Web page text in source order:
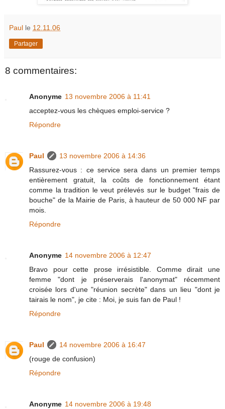
Paul le 12.11.06
Partager
8 commentaires:
Anonyme 13 novembre 2006 à 11:41
acceptez-vous les chèques emploi-service ?
Répondre
Paul
13 novembre 2006 à 14:36
Rassurez-vous : ce service sera dans un premier temps
entièrement gratuit, la coûts de fonctionnement étant
comme la tradition le veut prélevés sur le budget "frais de
bouche" de la Mairie de Paris, à hauteur de 50 000 NF par
mois.
Répondre
Anonyme 14 novembre 2006 à 12:47
Bravo pour cette prose irrésistible. Comme dirait une
femme "dont je préserverais l'anonymat" récemment
croisée lors d'une "réunion secrète" dans un lieu "dont je
tairais le nom", je cite : Moi, je suis fan de Paul !
Répondre
Paul
14 novembre 2006 à 16:47
(rouge de confusion)
Répondre
Anonyme 14 novembre 2006 à 19:48